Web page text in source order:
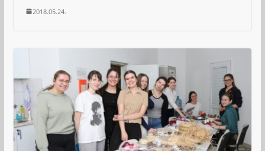
2018.05.24.